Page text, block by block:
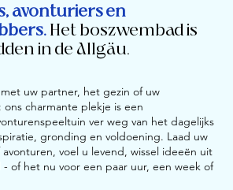
avonturiers en
Het boszwembad is
in de Allgäu.
uw partner, het gezin of uw
charmante plekje is een
ver weg van het dagelijks
gronding en voldoening. Laad uw
voel u levend, wissel ideeën uit
of het nu voor een paar uur, een week of